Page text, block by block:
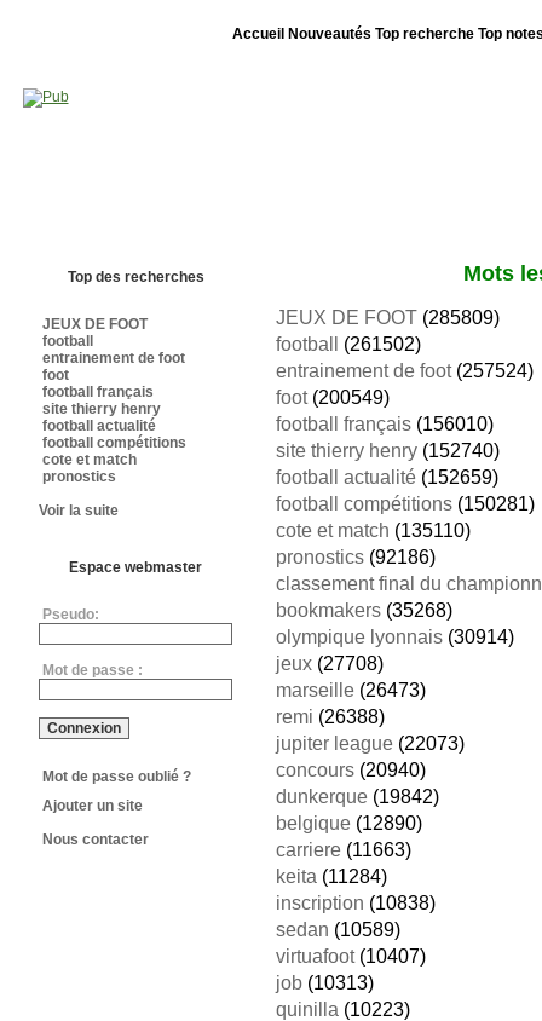
Accueil Nouveautés Top recherche Top
Top des recherches
JEUX DE FOOT
football
entrainement de foot
foot
football français
site thierry henry
football actualité
football compétitions
cote et match
pronostics
Voir la suite
Espace webmaster
Pseudo:
Mot de passe :
Mot de passe oublié ?
Ajouter un site
Nous contacter
Mots
JEUX DE FOOT(285809)
football
(261502)
entrainement de foot(257524)
foot(200549)
football français(156010)
site thierry henry(152740)
football actualité(152659)
football compétitions(150281)
cote et match (135110)
pronostics(92186)
classement final du
bookmakers(35268)
olympique lyonnais(30914)
jeux(27708)
marseille(26473)
remi (26388)
jupiter league(22073)
concours(20940)
dunkerque(19842)
belgique(12890)
carriere(11663)
keita (11284)
inscription (10838)
sedan (10589)
virtuafoot(10407)
job(10313)
quinilla (10223)